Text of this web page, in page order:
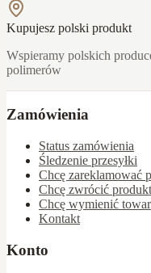
Kupujesz polski produkt
Wspieramy polskich
polimerów
Zamówienia
Status zamówienia
Śledzenie przesyłki
Chcę zareklamować
Chcę zwrócić produkt
Chcę wymienić towar
Kontakt
Konto